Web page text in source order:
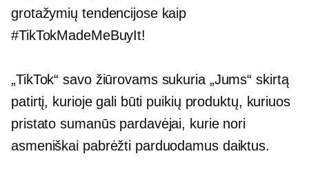
grotažymių tendencijose kaip
#TikTokMadeMeBuyIt!
„TikTok“ savo žiūrovams sukuria „Jums“ skirtą
patirtį, kurioje gali būti puikių produktų, kuriuos
pristato sumanūs pardavėjai, kurie nori
asmeniškai pabrėžti parduodamus daiktus.